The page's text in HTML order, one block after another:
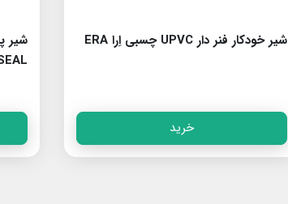
شیر خودکار فنر دار UPVC چسبی اِرا ERA
خرید